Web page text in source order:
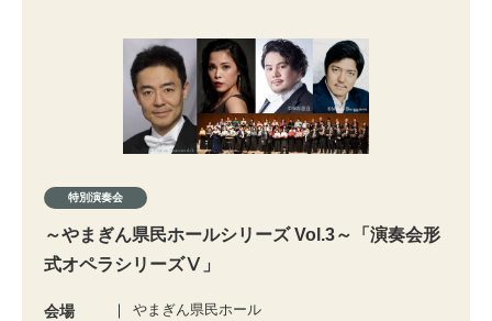
特別演奏会
～やまぎん県民ホールシリーズ Vol.3～「演奏会形
式オペラシリーズⅤ」
会場 やまぎん県民ホール